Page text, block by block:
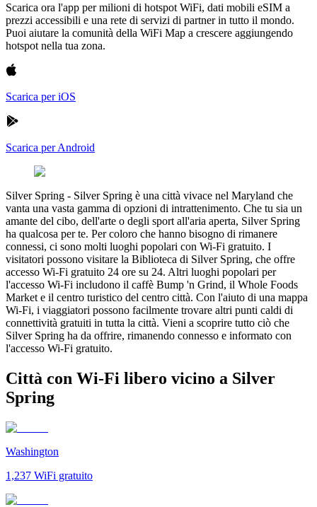
Scarica ora l'app per milioni di hotspot WiFi, dati mobili eSIM a
prezzi accessibili e una rete di servizi di partner in tutto il mondo.
Puoi aiutare la comunità della WiFi Map a crescere aggiungendo
hotspot nella tua zona.
Scarica per iOS
Scarica per Android
Silver Spring - Silver Spring è una città vivace nel Maryland che
vanta una vasta gamma di opzioni di intrattenimento. Che tu sia un
amante del cibo, dell'arte o degli sport all'aria aperta, Silver Spring
ha qualcosa per te. Per coloro che hanno bisogno di rimanere
connessi, ci sono molti luoghi popolari con Wi-Fi gratuito. I
visitatori possono visitare la Biblioteca di Silver Spring, che offre
accesso Wi-Fi gratuito 24 ore su 24. Altri luoghi popolari per
l'accesso Wi-Fi includono il caffè Bump 'n Grind, il Whole Foods
Market e il centro turistico del centro città. Con l'aiuto di una mappa
Wi-Fi, i viaggiatori possono facilmente trovare altri punti caldi di
connettività gratuiti in tutta la città. Vieni a scoprire tutto ciò che
Silver Spring ha da offrire, rimanendo connesso e informato con
l'accesso Wi-Fi gratuito.
Città con Wi-Fi libero vicino a Silver
Spring
Washington
1,237 WiFi gratuito